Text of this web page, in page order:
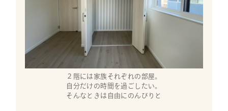
２階には家族それぞれの部屋。
自分だけの時間を過ごしたい。
そんなときは自由にのんびりと